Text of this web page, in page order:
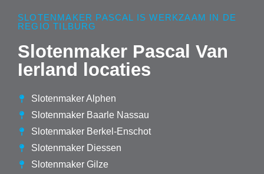
SLOTENMAKER PASCAL IS WERKZAAM IN DE
REGIO TILBURG
Slotenmaker Pascal Van
Ierland locaties
Slotenmaker Alphen
Slotenmaker Baarle Nassau
Slotenmaker Berkel-Enschot
Slotenmaker Diessen
Slotenmaker Gilze